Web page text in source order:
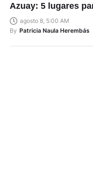
Azuay: 5 lugares
agosto 8, 5:00 AM
By Patricia Naula Herembás